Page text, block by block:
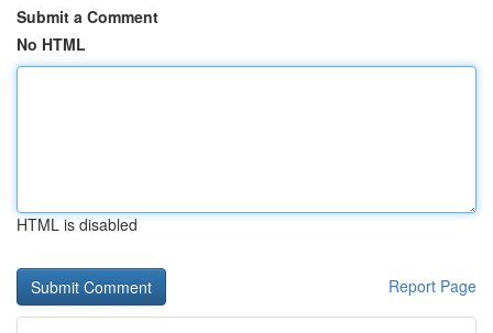
Submit a Comment
No HTML
HTML is disabled
Report Page